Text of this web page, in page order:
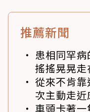
推薦新聞
患相同罕病
搖搖晃晃
從來不肯
次主動走
車頭卡著